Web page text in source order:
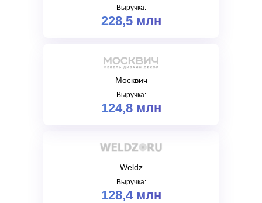
Weldz
Выручка:
128,4 млн
Выручка:
228,5 млн
Москвич
Выручка:
124,8 млн